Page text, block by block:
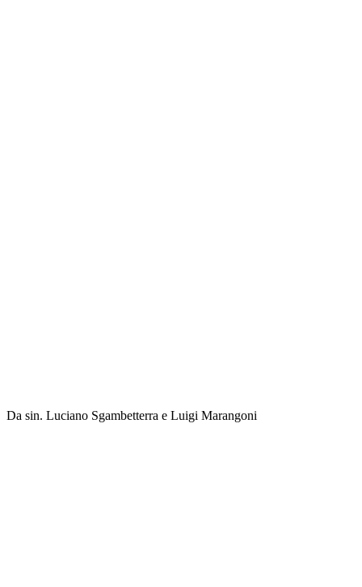
Da sin. Luciano Sgambetterra e Luigi Marangoni